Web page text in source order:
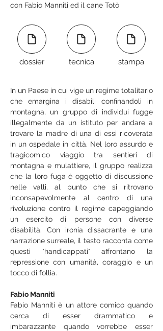
con Fabio Manniti ed il cane Totò
dossier tecnica stampa
In un Paese in cui vige un regime totalitario
che emargina i disabili confinandoli in
montagna, un gruppo di individui fugge
illegalmente da un istituto per andare a
trovare la madre di una di essi ricoverata
in un ospedale in città. Nel loro assurdo e
tragicomico viaggio tra sentieri di
montagna e mulattiere, il gruppo realizza
che la loro fuga è oggetto di discussione
nelle valli, al punto che si ritrovano
inconsapevolmente al centro di una
rivoluzione contro il regime capeggiando
un esercito di persone con diverse
disabilità. Con ironia dissacrante e una
narrazione surreale, il testo racconta come
questi "handicappati" affrontano la
repressione con umanità, coraggio e un
tocco di follia.
Fabio Manniti
Fabio Manniti è un attore comico quando
cerca di esser drammatico e
imbarazzante quando vorrebbe esser